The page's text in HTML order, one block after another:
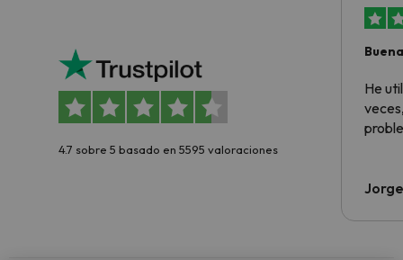
4.7 sobre 5 basado en 5595 valoraciones
He